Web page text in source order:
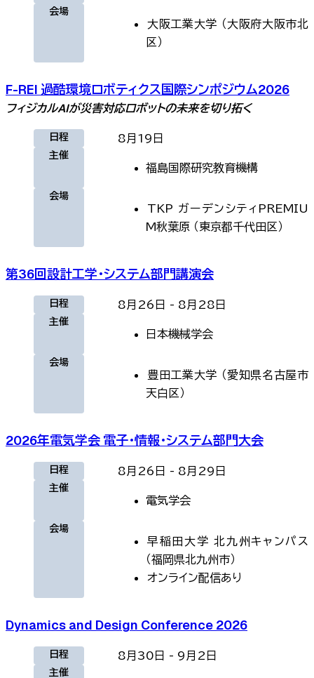
会場
大阪工業大学 （大阪府大阪市北
区 ）
F-REI 過酷環境ロボティクス国際シンポジウム2026
フィジカルAIが災害対応ロボットの未来を切り拓く
日程 8月19日
主催
福島国際研究教育機構
会場
TKP ガーデンシティPREMIU
M秋葉原 （ 東京都千代田区 ）
第36回設計工学・システム部門講演会
日程 8月26日 - 8月28日
主催
日本機械学会
会場
豊田工業大学 （ 愛知県名古屋市
天白区 ）
2026年電気学会 電子・情報・システム部門大会
日程 8月26日 - 8月29日
主催
電気学会
会場
早稲田大学 北九州キャンパス
（福岡県北九州市）
オンライン配信あり
Dynamics and Design Conference 2026
日程 8月30日 - 9月2日
主催